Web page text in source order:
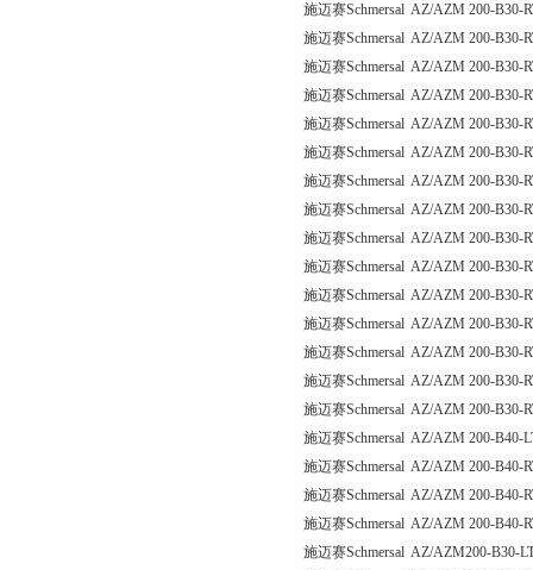
施迈赛Schmersal AZ/AZM 200-B30-
施迈赛Schmersal AZ/AZM 200-B30-
施迈赛Schmersal AZ/AZM 200-B30-
施迈赛Schmersal AZ/AZM 200-B30-
施迈赛Schmersal AZ/AZM 200-B30-
施迈赛Schmersal AZ/AZM 200-B30-
施迈赛Schmersal AZ/AZM 200-B30-
施迈赛Schmersal AZ/AZM 200-B30-
施迈赛Schmersal AZ/AZM 200-B30-
施迈赛Schmersal AZ/AZM 200-B30-
施迈赛Schmersal AZ/AZM 200-B30-
施迈赛Schmersal AZ/AZM 200-B30-
施迈赛Schmersal AZ/AZM 200-B30-
施迈赛Schmersal AZ/AZM 200-B30-
施迈赛Schmersal AZ/AZM 200-B30-
施迈赛Schmersal AZ/AZM 200-B40-
施迈赛Schmersal AZ/AZM 200-B40-
施迈赛Schmersal AZ/AZM 200-B40-
施迈赛Schmersal AZ/AZM 200-B40-
施迈赛Schmersal AZ/AZM200-B30-